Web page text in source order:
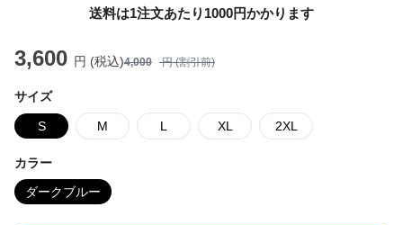
送料は1注文あたり 1000円かかります
3,600 円 (税込)4,000 円 (割引前)
サイズ
S M L XL 2XL
カラー
ダークブルー